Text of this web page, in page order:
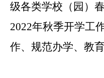
级各类学校（园）
2022年秋季开学工
作、规范办学、教